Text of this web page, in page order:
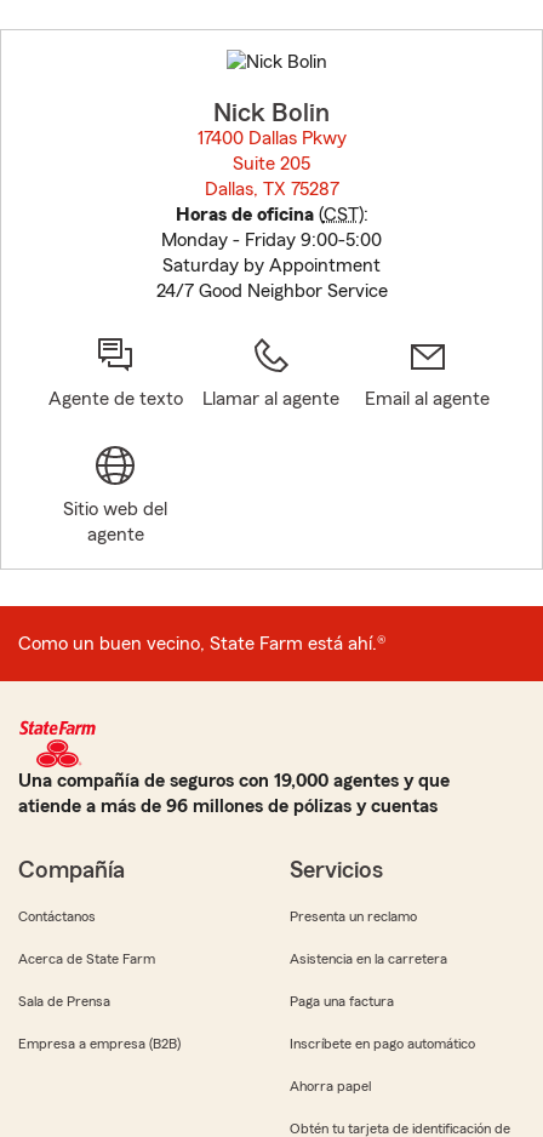
to
before
Nick Bolin
17400 Dallas Pkwy
Suite 205
Dallas, TX 75287
Horas de oficina(CST):
Monday - Friday 9:00-5:00
Saturday by Appointment
24/7 Good Neighbor Service
Agente de texto Llamar al agente Email al agente
Sitio web del
agente
Como un buen vecino, State Farm está ahí.®
Una compañía de seguros con 19,000 agentes y que
atiende a más de 96 millones de pólizas y cuentas
Compañía
Contáctanos
Acerca de State Farm
Sala de Prensa
Empresa a empresa (B2B)
Servicios
Presenta un reclamo
Asistencia en la carretera
Paga una factura
Inscríbete en pago automático
Ahorra papel
Obtén tu tarjeta de identificación de